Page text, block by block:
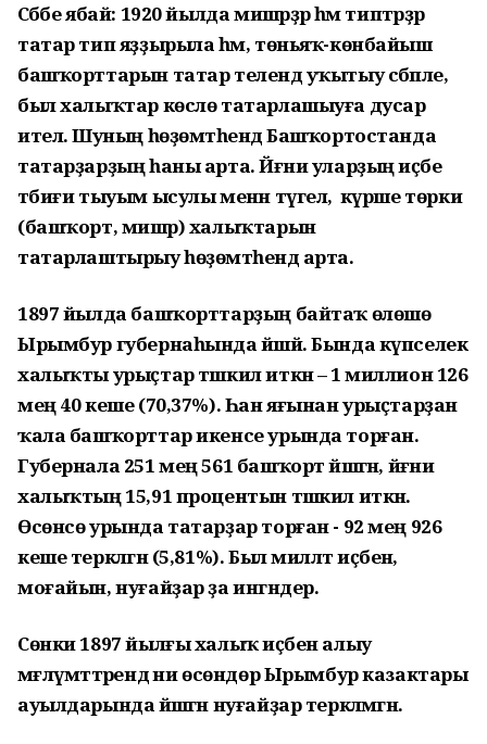
Сәбәбе ябай: 1920 йылда мишәрҙәр һәм типтәрҙәр
татар тип яҙҙырыла һәм, төньяҡ-көнбайыш
башҡорттарын татар телендә уҡытыу сәбәпле,
был халыҡтар көслө татарлашыуға дусар
ителә. Шуның һөҙөмтәһендә Башҡортостанда
татарҙарҙың һаны арта. Йәғни уларҙың иҫәбе
тәбиғи тыуым ысулы менән түгел, ә күрше төрки
(башҡорт, мишәр) халыҡтарын
татарлаштырыу һөҙөмтәһендә арта.
1897 йылда башҡорттарҙың байтаҡ өлөшө
Ырымбур губернаһында йәшәй. Бында күпселек
халыҡты урыҫтар тәшкил иткән – 1 миллион 126
мең 40 кеше (70,37%). Һан яғынан урыҫтарҙан
ҡала башҡорттар икенсе урында торған.
Губернала 251 мең 561 башҡорт йәшәгән, йәғни
халыҡтың 15,91 процентын тәшкил иткән.
Өсөнсө урында татарҙар торған - 92 мең 926
кеше теркәлгән (5,81%). Был милләт иҫәбенә,
моғайын, нуғайҙар ҙа ингәндер.
Сөнки 1897 йылғы халыҡ иҫәбен алыу
мәғлүмәттәрендә ни өсөндөр Ырымбур казактары
ауылдарында йәшәгән нуғайҙар теркәлмәгән.